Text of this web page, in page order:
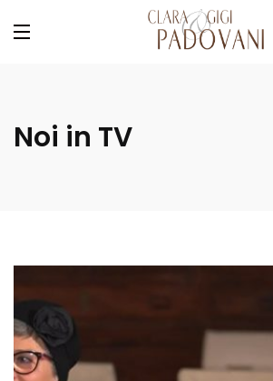
Noi in TV